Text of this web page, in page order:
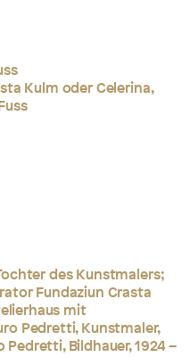
Kulm oder Celerina,
des Kunstmalers;
Fundaziun Crasta
mit
Pedretti, Kunstmaler,
Pedretti, Bildhauer, 1924 –